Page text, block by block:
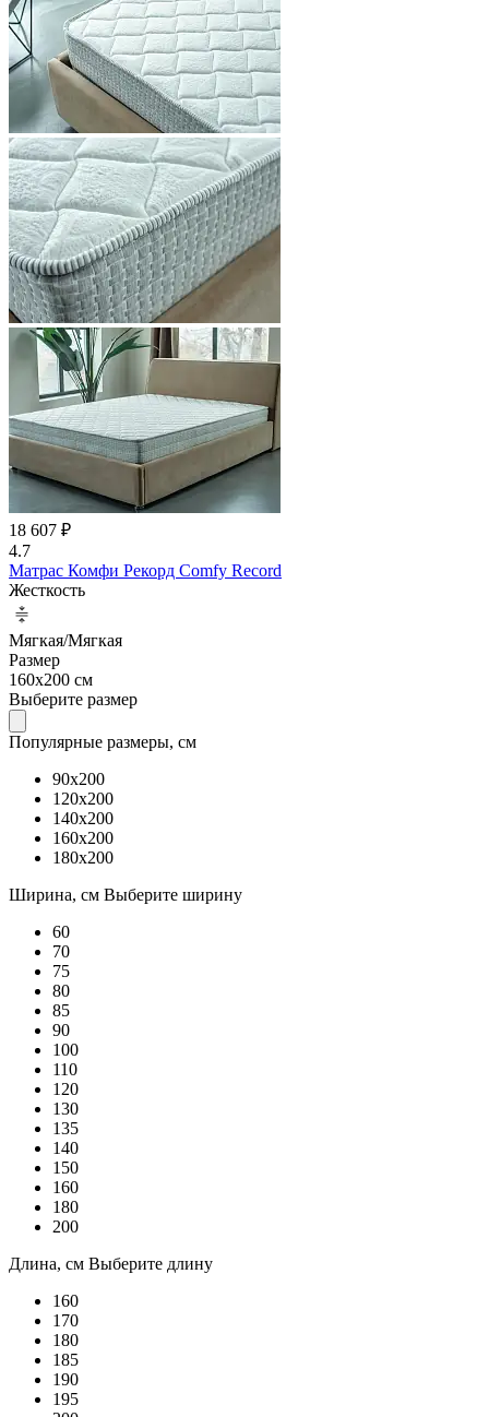
18 607 ₽
4.7
Матрас Комфи Рекорд Comfy Record
Жесткость
Мягкая/Мягкая
Размер
160x200 см
Выберите размер
Популярные размеры, см
90x200
120x200
140x200
160x200
180x200
Ширина, см Выберите ширину
60
70
75
80
85
90
100
110
120
130
135
140
150
160
180
200
Длина, см Выберите длину
160
170
180
185
190
195